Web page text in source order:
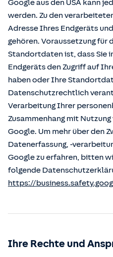
Google aus den USA kann
werden. Zu den
Adresse Ihres Endgeräts
gehören. Voraussetzung für
Standortdaten ist, dass Sie
Endgeräts den Zugriff auf
haben oder Ihre
Datenschutzrechtlich
Verarbeitung Ihrer
Zusammenhang mit
Google. Um mehr über den
Datenerfassung, -
Google zu erfahren, bitten
folgende
https://
Ihre Rechte und